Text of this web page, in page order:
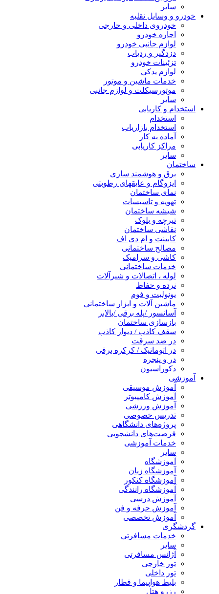
سایر
خودرو و وسایل نقلیه
خودروی داخلی و خارجی
اجاره خودرو
لوازم جانبی خودرو
دزدگیر و ردیاب
تزئینات خودرو
لوازم یدکی
خدمات ماشین و موتور
موتورسیکلت و لوازم جانبی
سایر
استخدام و کاریابی
استخدام
استخدام بازاریاب
آماده به کار
مراکز کاریابی
سایر
ساختمان
برق و هوشمند سازی
ایزوگام و عایقهای رطوبتی
نمای ساختمان
تهویه و تاسیسات
شیشه ساختمان
تیرچه و بلوک
نقاشی ساختمان
کابینت و ام دی اف
مصالح ساختمانی
کاشی و سرامیک
خدمات ساختمانی
لوله ، اتصالات و شیرآلات
نرده و حفاظ
یونولیت و فوم
ماشین آلات و ابزار ساختمانی
آسانسور /پله برقی /بالابر
بازسازی ساختمان
سقف کاذب / دیوار کاذب
در ضد سرقت
در اتوماتیک / کرکره برقی
در و پنجره
دکوراسیون
آموزشی
آموزش موسیقی
آموزش کامپیوتر
آموزش ورزشی
تدریس خصوصی
پروژه‌های دانشگاهی
فرصت‌های دانشجویی
خدمات آموزشی
سایر
آموزشگاه
آموزشگاه زبان
آموزشگاه کنکور
آموزشگاه رانندگی
آموزش درسی
آموزش حرفه و فن
آموزش تخصصی
گردشگری
خدمات مسافرتی
سایر
آژانس مسافرتی
تور خارجی
تور داخلی
بلیط هواپیما و قطار
رزرو هتل